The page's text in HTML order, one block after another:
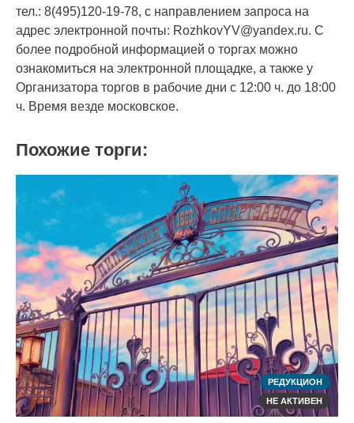
тел.: 8(495)120-19-78, с направлением запроса на
адрес электронной почты: RozhkovYV@yandex.ru. С
более подробной информацией о торгах можно
ознакомиться на электронной площадке, а также у
Организатора торгов в рабочие дни с 12:00 ч. до 18:00
ч. Время везде московское.
Похожие торги:
РЕДУКЦИОН
НЕ АКТИВЕН